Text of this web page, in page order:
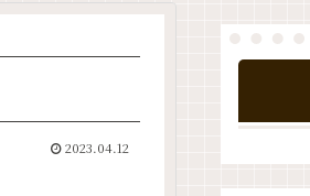
2023.04.12